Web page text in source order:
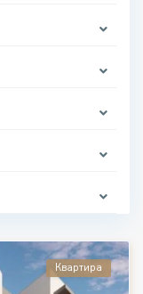
Квартира